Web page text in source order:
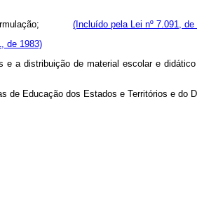
formulação; (Incluído pela Lei nº 7.091, de
de 1983)
e a distribuição de material escolar
de Educação dos Estados e